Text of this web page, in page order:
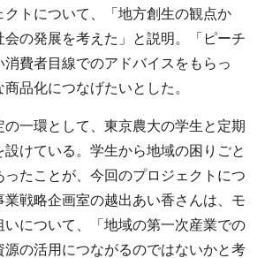
クトについて、「地方創生の観点か
会の発展を考えた」と説明。「ピーチ
費者目線でのアドバイスをもらっ
品化につなげたいとした。
一環として、東京農大の学生と定期
けている。学生から地域の困りごと
たことが、今回のプロジェクトにつ
業戦略企画室の越出あい香さんは、モ
いについて、「地域の第一次産業での
源の活用につながるのではないかと考